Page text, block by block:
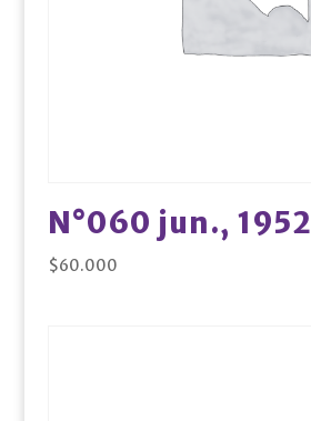
N°060 jun., 1952
$60.000